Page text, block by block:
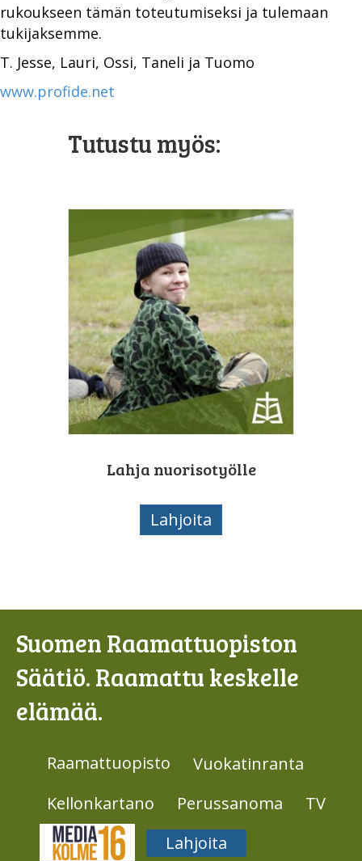
rukoukseen tämän toteutumiseksi ja tulemaan
tukijaksemme.
T. Jesse, Lauri, Ossi, Taneli ja Tuomo
www.profide.net
Tutustu myös:
Lahja nuorisotyölle
Lahjoita
Suomen Raamattuopiston
Säätiö. Raamattu keskelle
elämää.
Raamattuopisto
Vuokatinranta
Kellonkartano
Perussanoma
TV
Media316
Lahjoita